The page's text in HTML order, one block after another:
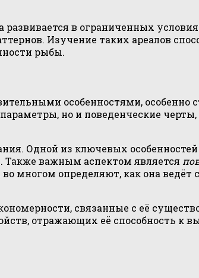
в ограниченных
Изучение таких ареалов
рыбы.
особенностями, особенно
но и поведенческие
Одной из ключевых особенностей
Также важным аспектом является
многом определяют, как она ведёт
связанные с её
отражающих её способность к